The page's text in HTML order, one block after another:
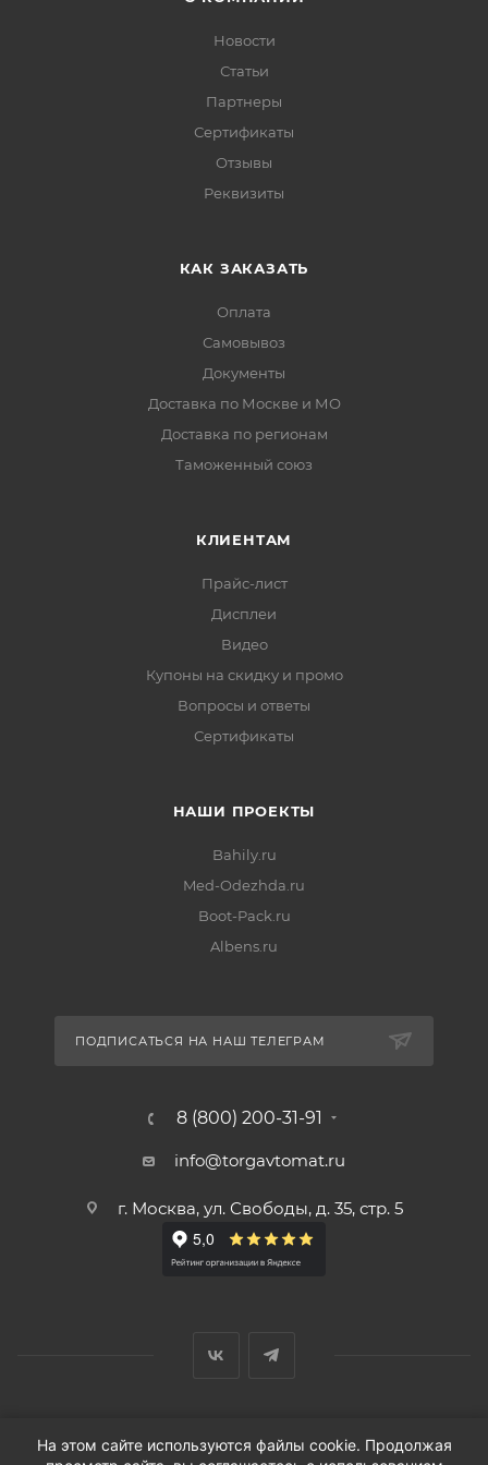
Новости
Статьи
Партнеры
Сертификаты
Отзывы
Реквизиты
КАК ЗАКАЗАТЬ
Оплата
Самовывоз
Документы
Доставка по Москве и МО
Доставка по регионам
Таможенный союз
КЛИЕНТАМ
Прайс-лист
Дисплеи
Видео
Купоны на скидку и промо
Вопросы и ответы
Сертификаты
НАШИ ПРОЕКТЫ
Bahily.ru
Med-Odezhda.ru
Boot-Pack.ru
Albens.ru
ПОДПИСАТЬСЯ НА НАШ ТЕЛЕГРАМ
8 (800) 200-31-91
info@torgavtomat.ru
г. Москва, ул. Свободы, д. 35, стр. 5
© ООО «Вендорс», 1999-2026 г.
На этом сайте используются файлы cookie. Продолжая